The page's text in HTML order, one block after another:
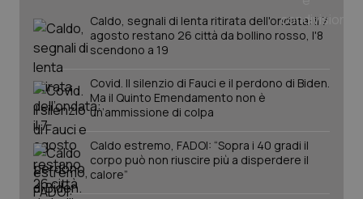
Caldo, segnali di lenta ritirata dell'ondata: il 7
agosto restano 26 città da bollino rosso, l'8
scendono a 19
Covid. Il silenzio di Fauci e il perdono di Biden.
Ma il Quinto Emendamento non è
un’ammissione di colpa
Caldo estremo, FADOI: “Sopra i 40 gradi il
corpo può non riuscire più a disperdere il
calore”
PHPSESSID
PHP.net
www.quotidianosanita.it